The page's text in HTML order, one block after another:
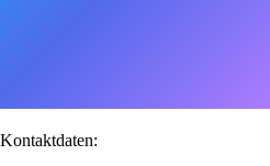
Kontaktdaten: